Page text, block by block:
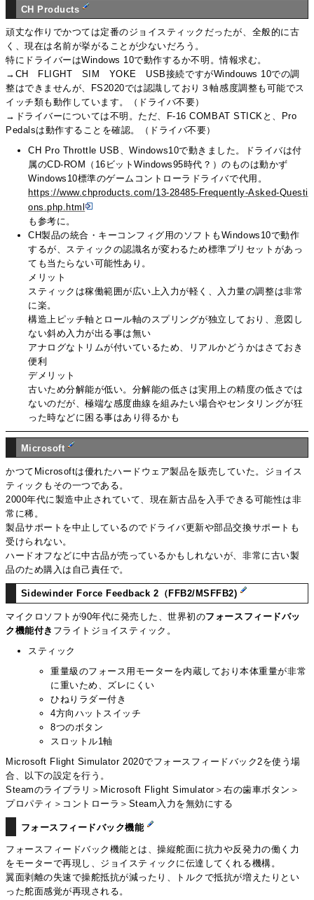
CH Products
頑丈な作りでかつては定番のジョイスティックだったが、全般的に古
く、現在は名前が挙がることが少ないだろう。
特にドライバーはWindows 10で動作するか不明。情報求む。
→CH FLIGHT SIM YOKE USB接続ですがWindouws 10での調
整はできませんが、FS2020では認識しており３軸感度調整も可能でス
イッチ類も動作しています。（ドライバ不要）
→ドライバーについては不明。ただ、F-16 COMBAT STICKと、Pro
Pedalsは動作することを確認。（ドライバ不要）
CH Pro Throttle USB、Windows10で動きました。ドライバは付
属のCD-ROM（16ビットWindows95時代？）のものは動かず
Windows10標準のゲームコントローラドライバで代用。
https://www.chproducts.com/13-28485-Frequently-Asked-Questi
ons.php.html
も参考に。
CH製品の統合・キーコンフィグ用のソフトもWindows10で動作
するが、スティックの認識名が変わるため標準プリセットがあっ
ても当たらない可能性あり。
メリット
スティックは稼働範囲が広い上入力が軽く、入力量の調整は非常
に楽。
構造上ピッチ軸とロール軸のスプリングが独立しており、意図し
ない斜め入力が出る事は無い
アナログなトリムが付いているため、リアルかどうかはさておき
便利
デメリット
古いため分解能が低い。分解能の低さは実用上の精度の低さでは
ないのだが、極端な感度曲線を組みたい場合やセンタリングが狂
った時などに困る事はあり得るかも
Microsoft
かつてMicrosoftは優れたハードウェア製品を販売していた。ジョイス
ティックもその一つである。
2000年代に製造中止されていて、現在新古品を入手できる可能性は非
常に稀。
製品サポートを中止しているのでドライバ更新や部品交換サポートも
受けられない。
ハードオフなどに中古品が売っているかもしれないが、非常に古い製
品のため購入は自己責任で。
Sidewinder Force Feedback 2（FFB2/MSFFB2)
マイクロソフトが90年代に発売した、世界初のフォースフィードバッ
ク機能付き フライトジョイスティック。
スティック
重量級のフォース用モーターを内蔵しており本体重量が非常
に重いため、ズレにくい
ひねりラダー付き
4方向ハットスイッチ
8つのボタン
スロットル1軸
Microsoft Flight Simulator 2020でフォースフィードバック2を使う場
合、以下の設定を行う。
Steamのライブラリ＞Microsoft Flight Simulator＞右の歯車ボタン＞
プロパティ＞コントローラ＞Steam入力を無効にする
フォースフィードバック機能
フォースフィードバック機能とは、操縦舵面に抗力や反発力の働く力
をモーターで再現し、ジョイスティックに伝達してくれる機構。
翼面剥離の失速で操舵抵抗が減ったり、トルクで抵抗が増えたりとい
った舵面感覚が再現される。